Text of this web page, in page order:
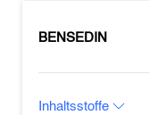
BENSEDIN
Inhaltsstoffe